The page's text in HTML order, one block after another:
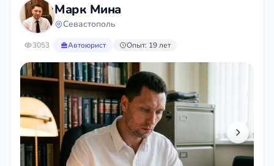
Марк Мина
Севастополь
3053 Автоюрист Опыт: 19 лет